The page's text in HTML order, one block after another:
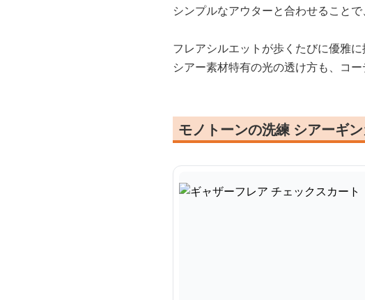
シンプルなアウターと合わせること
フレアシルエットが歩くたびに優雅
シアー素材特有の光の透け方も、コ
モノトーンの洗練 シアーギ